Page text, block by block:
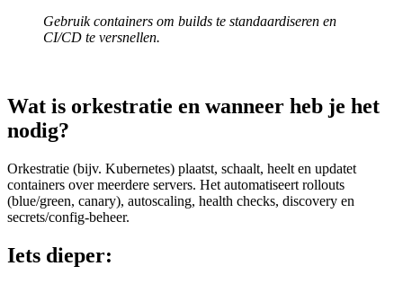
Gebruik containers om builds te standaardiseren en
CI/CD te versnellen.
Wat is orkestratie en wanneer heb je het
nodig?
Orkestratie (bijv. Kubernetes) plaatst, schaalt, heelt en updatet
containers over meerdere servers. Het automatiseert rollouts
(blue/green, canary), autoscaling, health checks, discovery en
secrets/config-beheer.
Iets dieper: